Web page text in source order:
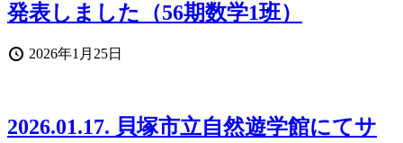
発表しました（56期数学1班）
投
2026年1月25日
2026.01.17. 貝塚市立自然遊学館にてサ